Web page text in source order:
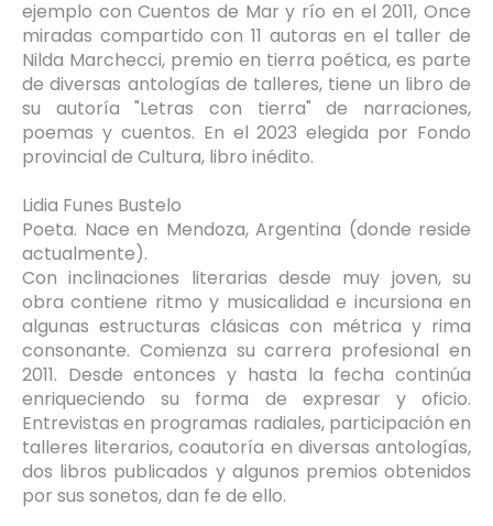
ejemplo con Cuentos de Mar y río en el 2011, Once
miradas compartido con 11 autoras en el taller de
Nilda Marchecci, premio en tierra poética, es parte
de diversas antologías de talleres, tiene un libro de
su autoría "Letras con tierra" de narraciones,
poemas y cuentos. En el 2023 elegida por Fondo
provincial de Cultura, libro inédito.
Lidia Funes Bustelo
Poeta. Nace en Mendoza, Argentina (donde reside
actualmente).
Con inclinaciones literarias desde muy joven, su
obra contiene ritmo y musicalidad e incursiona en
algunas estructuras clásicas con métrica y rima
consonante. Comienza su carrera profesional en
2011. Desde entonces y hasta la fecha continúa
enriqueciendo su forma de expresar y oficio.
Entrevistas en programas radiales, participación en
talleres literarios, coautoría en diversas antologías,
dos libros publicados y algunos premios obtenidos
por sus sonetos, dan fe de ello.